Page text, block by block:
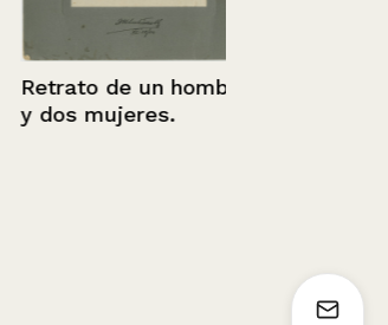
Retrato de un hombre
y dos mujeres.